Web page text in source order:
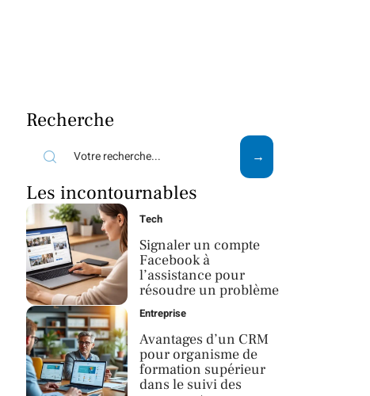
Recherche
Les incontournables
Tech
Signaler un compte
Facebook à
l’assistance pour
résoudre un problème
Entreprise
Avantages d’un CRM
pour organisme de
formation supérieur
dans le suivi des